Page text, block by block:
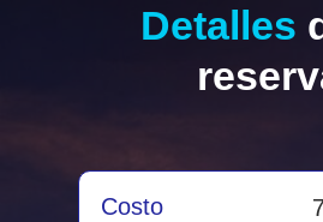
Detalles
Costo